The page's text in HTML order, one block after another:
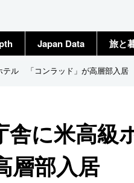
Japan Data 旅と
テル 「コンラッド」が高層部入居
舎に米高
層部入居